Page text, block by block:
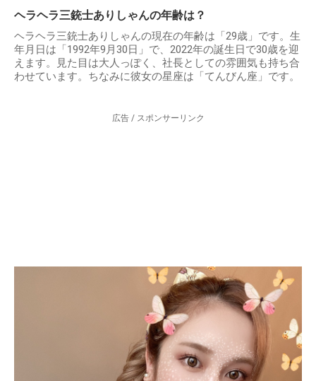
ヘラヘラ三銃士ありしゃんの年齢は？
ヘラヘラ三銃士ありしゃんの現在の年齢は「29歳」です。生
年月日は「1992年9月30日」で、2022年の誕生日で30歳を迎
えます。見た目は大人っぽく、社長としての雰囲気も持ち合
わせています。ちなみに彼女の星座は「てんびん座」です。
広告 / スポンサーリンク